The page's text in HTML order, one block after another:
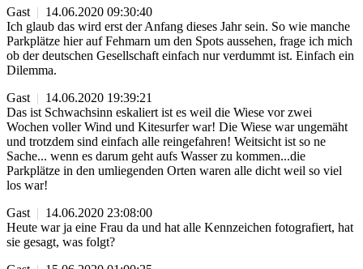
Gast | 14.06.2020 09:30:40
Ich glaub das wird erst der Anfang dieses Jahr sein. So wie manche
Parkplätze hier auf Fehmarn um den Spots aussehen, frage ich mich
ob der deutschen Gesellschaft einfach nur verdummt ist. Einfach ein
Dilemma.
Gast | 14.06.2020 19:39:21
Das ist Schwachsinn eskaliert ist es weil die Wiese vor zwei
Wochen voller Wind und Kitesurfer war! Die Wiese war ungemäht
und trotzdem sind einfach alle reingefahren! Weitsicht ist so ne
Sache... wenn es darum geht aufs Wasser zu kommen...die
Parkplätze in den umliegenden Orten waren alle dicht weil so viel
los war!
Gast | 14.06.2020 23:08:00
Heute war ja eine Frau da und hat alle Kennzeichen fotografiert, hat
sie gesagt, was folgt?